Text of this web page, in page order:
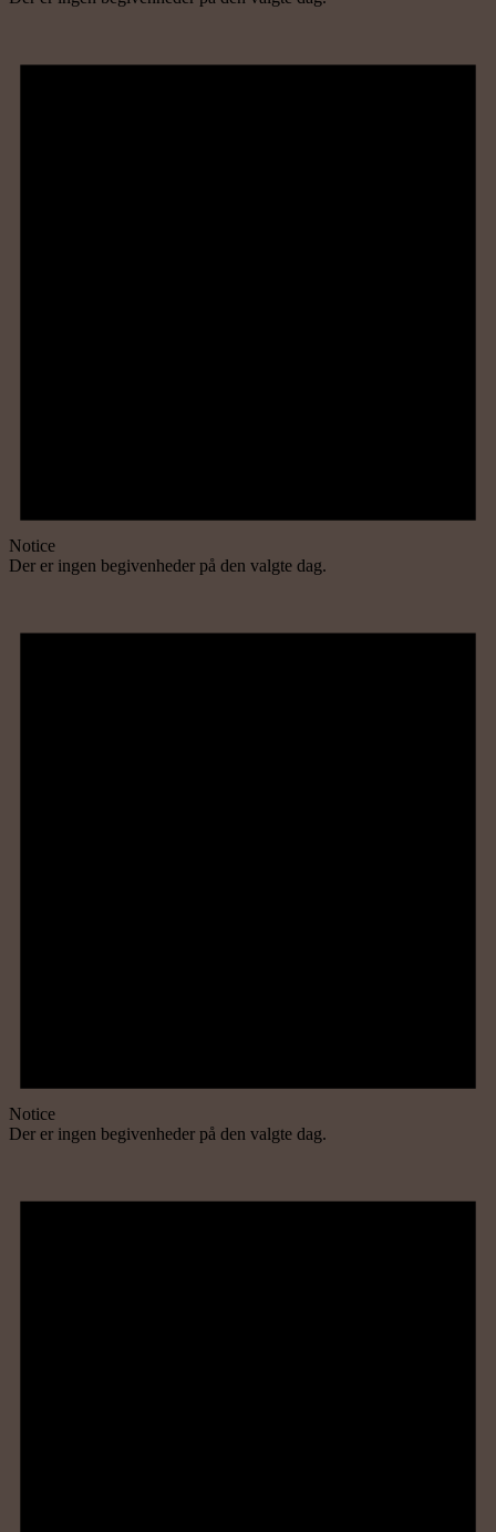
Notice
Der er ingen begivenheder på den valgte dag.
Notice
Der er ingen begivenheder på den valgte dag.